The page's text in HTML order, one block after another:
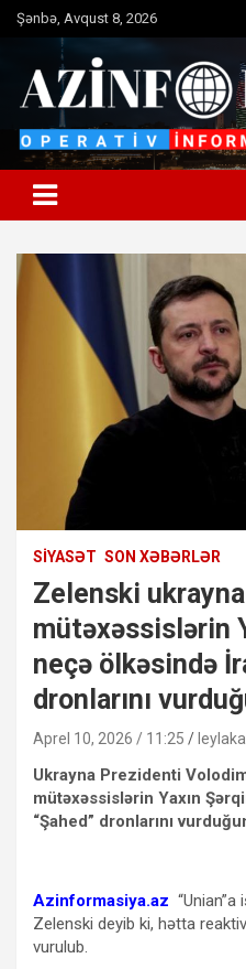
SkipŞənbə, Avqust 8, 2026
Azinformasiya
Operativ informasiya agentliyi
SIYASƏT SON XƏBƏRLƏR
Zelenski
mütəxəssislərin
neçə ölkəsində
dronlarını
Aprel 10, 2026 / 11:25
Ukrayna Prezidenti
mütəxəssislərin Yaxın
“Şahed” dronlarını
Azinformasiya.az
Zelenski deyib ki, hətta
vurulub.